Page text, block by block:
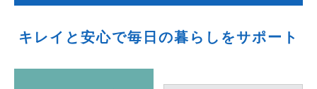
キレイと安心で毎日の暮らしをサポート